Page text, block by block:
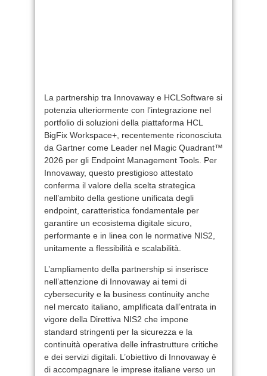
La partnership tra Innovaway e HCLSoftware si
potenzia ulteriormente con l’integrazione nel
portfolio di soluzioni della piattaforma HCL
BigFix Workspace+, recentemente riconosciuta
da Gartner come Leader nel Magic Quadrant™
2026 per gli Endpoint Management Tools. Per
Innovaway, questo prestigioso attestato
conferma il valore della scelta strategica
nell’ambito della gestione unificata degli
endpoint, caratteristica fondamentale per
garantire un ecosistema digitale sicuro,
performante e in linea con le normative NIS2,
unitamente a flessibilità e scalabilità.
L’ampliamento della partnership si inserisce
nell’attenzione di Innovaway ai temi di
cybersecurity e la business continuity anche
nel mercato italiano, amplificata dall’entrata in
vigore della Direttiva NIS2 che impone
standard stringenti per la sicurezza e la
continuità operativa delle infrastrutture critiche
e dei servizi digitali. L’obiettivo di Innovaway è
di accompagnare le imprese italiane verso un